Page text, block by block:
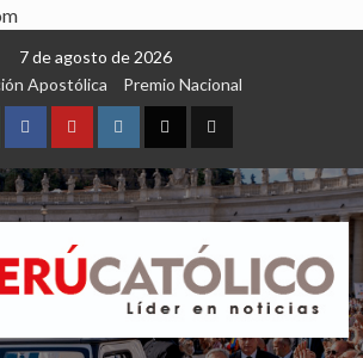
7 de agosto de 2026
Apostólica
Premio Nacional
FacebookYoutubeInstagram
X TikTok